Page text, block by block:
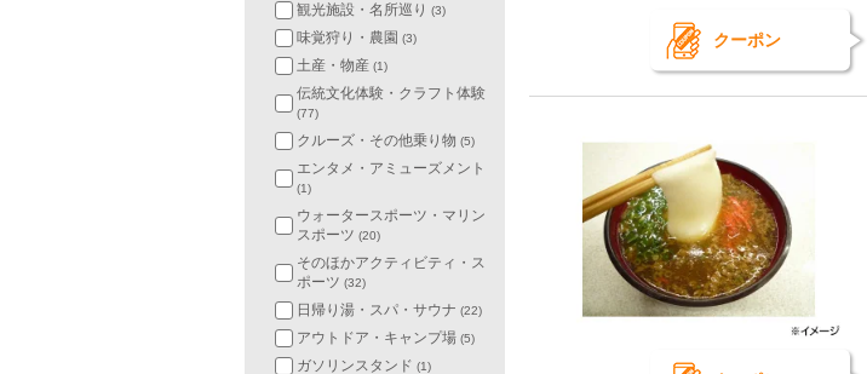
クーポン
観光施設・名所巡り (3)
味覚狩り・農園 (3)
土産・物産 (1)
伝統文化体験・クラフト体験
(77)
クルーズ・その他乗り物 (5)
エンタメ・アミューズメント
(1)
ウォータースポーツ・マリン
スポーツ (20)
そのほかアクティビティ・ス
ポーツ (32)
日帰り湯・スパ・サウナ (22)
アウトドア・キャンプ場 (5)
ガソリンスタンド (1)